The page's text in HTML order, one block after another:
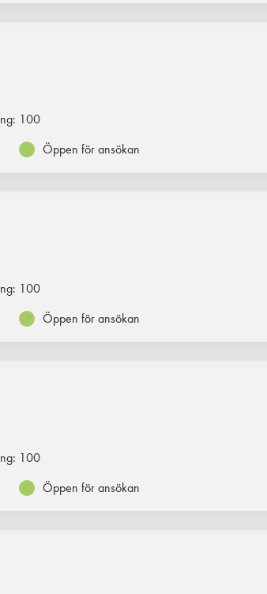
100
Öppen för ansökan
100
Öppen för ansökan
100
Öppen för ansökan